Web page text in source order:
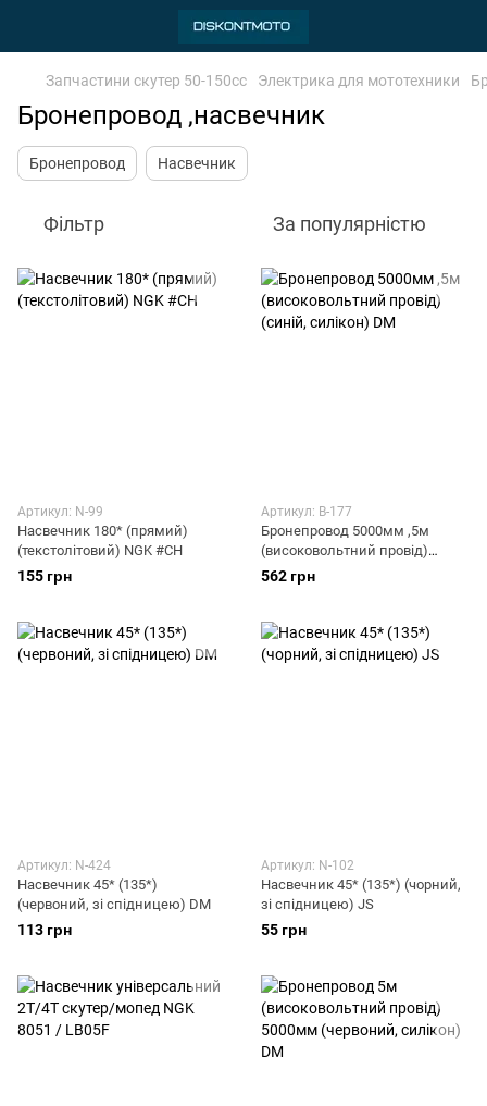
Запчастини скутер 50-150cc Электрика для мототехники
Бронепровод ,насвечник
Бронепровод Насвечник
Фільтр За популярністю
Артикул: N-99
Насвечник 180* (прямий)
(текстолітовий) NGK #CH
155 грн
Артикул: B-177
Бронепровод 5000мм ,5м
(високовольтний провід)
(синій, силікон) DM
562 грн
Артикул: N-424
Насвечник 45* (135*)
(червоний, зі спідницею) DM
113 грн
Артикул: N-102
Насвечник 45* (135*) (чорний,
зі спідницею) JS
55 грн